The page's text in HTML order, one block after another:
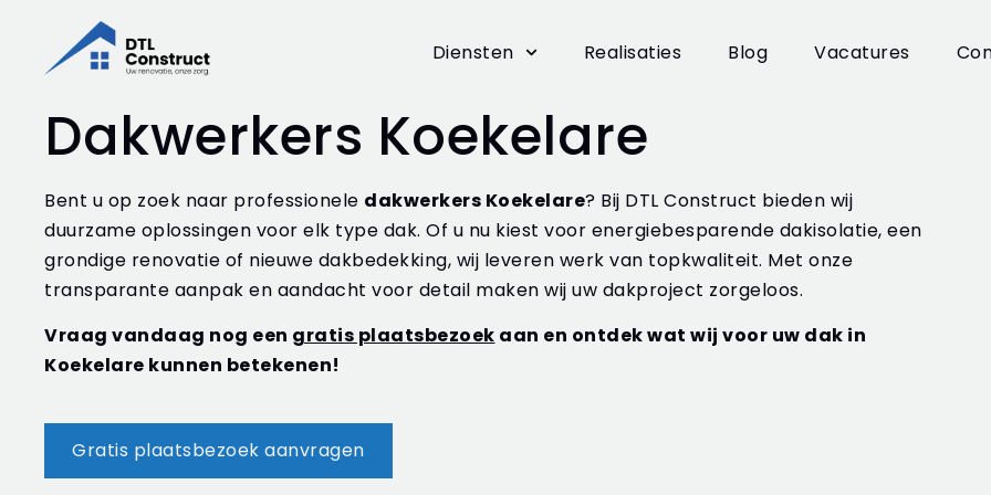
Diensten Realisaties Blog Vacatures
Dakwerkers Koekelare
Bent u op zoek naar professionele dakwerkers Koekelare? Bij DTL Construct bieden wij
duurzame oplossingen voor elk type dak. Of u nu kiest voor energiebesparende dakisolatie, een
grondige renovatie of nieuwe dakbedekking, wij leveren werk van topkwaliteit. Met onze
transparante aanpak en aandacht voor detail maken wij uw dakproject zorgeloos.
Vraag vandaag nog een gratis plaatsbezoek aan en ontdek wat wij voor uw dak in
Koekelare kunnen betekenen!
Gratis plaatsbezoek aanvragen